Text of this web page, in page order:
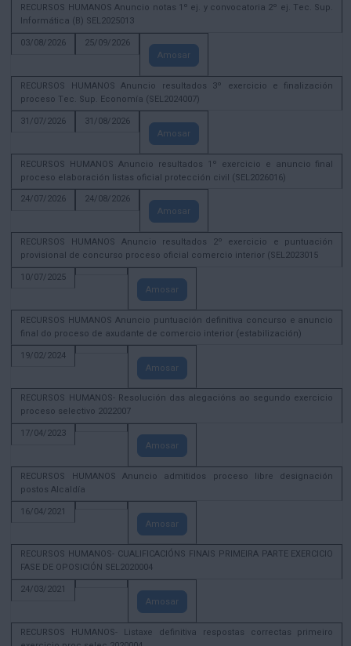
RECURSOS HUMANOS Anuncio notas 1º ej. y convocatoria 2º ej. Tec. Sup.
Informática (B) SEL2025013
03/08/2026
25/09/2026
Amosar
RECURSOS HUMANOS Anuncio resultados 3º exercicio e finalización
proceso Tec. Sup. Economía (SEL2024007)
31/07/2026
31/08/2026
Amosar
RECURSOS HUMANOS Anuncio resultados 1º exercicio e anuncio final
proceso elaboración listas oficial protección civil (SEL2026016)
24/07/2026
24/08/2026
Amosar
RECURSOS HUMANOS Anuncio resultados 2º exercicio e puntuación
provisional de concurso proceso oficial comercio interior (SEL2023015
10/07/2025
Amosar
RECURSOS HUMANOS Anuncio puntuación definitiva concurso e anuncio
final do proceso de axudante de comercio interior (estabilización)
19/02/2024
Amosar
RECURSOS HUMANOS- Resolución das alegacións ao segundo exercicio
proceso selectivo 2022007
17/04/2023
Amosar
RECURSOS HUMANOS Anuncio admitidos proceso libre designación
postos Alcaldía
16/04/2021
Amosar
RECURSOS HUMANOS- CUALIFICACIÓNS FINAIS PRIMEIRA PARTE EXERCICIO
FASE DE OPOSICIÓN SEL2020004
24/03/2021
Amosar
RECURSOS HUMANOS- Listaxe definitiva respostas correctas primeiro